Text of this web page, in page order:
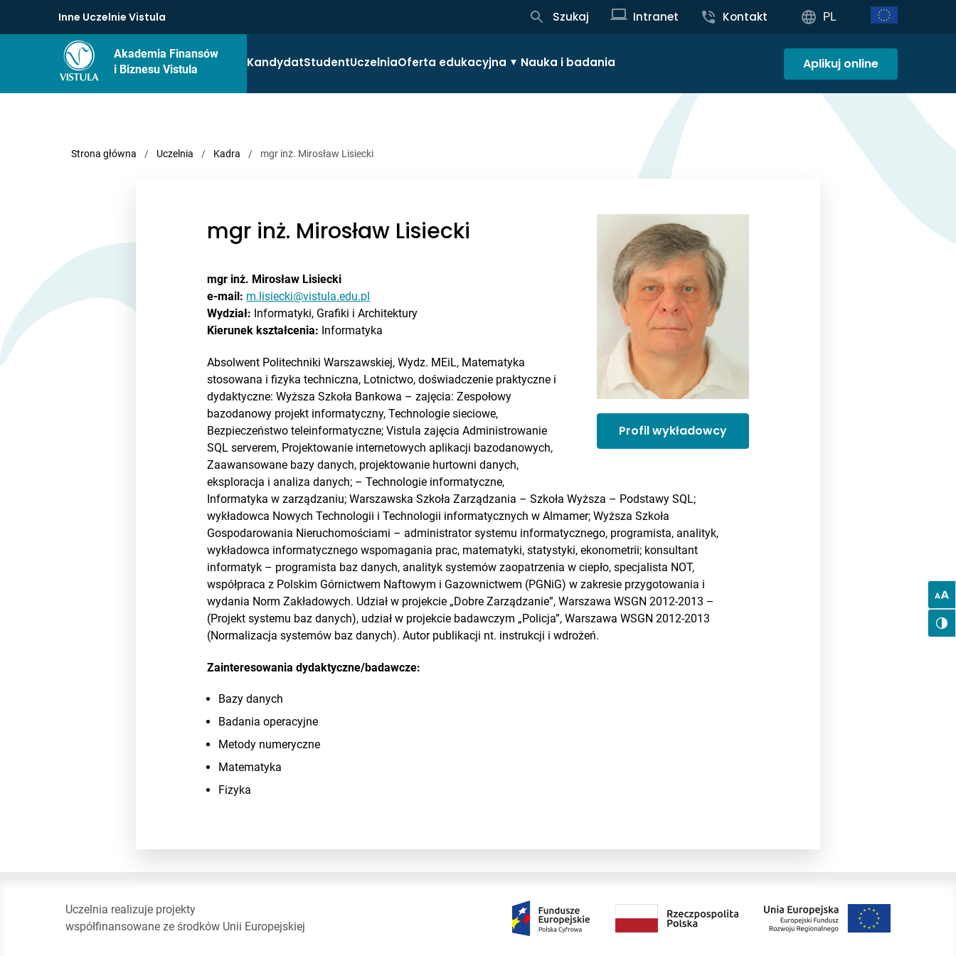
Inne Uczelnie Vistula Szukaj Intranet Kontakt PL
Akademia Finansów
i Biznesu Vistula
KandydatStudentUczelniaOferta edukacyjna Nauka i badania Aplikuj online
Strona główna / Uczelnia / Kadra / mgr inż. Mirosław Lisiecki
Profil wykładowcy
mgr inż. Mirosław Lisiecki
mgr inż. Mirosław Lisiecki
e-mail: m.lisiecki@vistula.edu.pl
Wydział: Informatyki, Grafiki i Architektury
Kierunek kształcenia: Informatyka
Absolwent Politechniki Warszawskiej, Wydz. MEiL, Matematyka
stosowana i fizyka techniczna, Lotnictwo, doświadczenie praktyczne i
dydaktyczne: Wyższa Szkoła Bankowa – zajęcia: Zespołowy
bazodanowy projekt informatyczny, Technologie sieciowe,
Bezpieczeństwo teleinformatyczne; Vistula zajęcia Administrowanie
SQL serverem, Projektowanie internetowych aplikacji bazodanowych,
Zaawansowane bazy danych, projektowanie hurtowni danych,
eksploracja i analiza danych; – Technologie informatyczne,
Informatyka w zarządzaniu; Warszawska Szkoła Zarządzania – Szkoła Wyższa – Podstawy SQL;
wykładowca Nowych Technologii i Technologii informatycznych w Almamer; Wyższa Szkoła
Gospodarowania Nieruchomościami – administrator systemu informatycznego, programista, analityk,
wykładowca informatycznego wspomagania prac, matematyki, statystyki, ekonometrii; konsultant
informatyk – programista baz danych, analityk systemów zaopatrzenia w ciepło, specjalista NOT,
współpraca z Polskim Górnictwem Naftowym i Gazownictwem (PGNiG) w zakresie przygotowania i
wydania Norm Zakładowych. Udział w projekcie „Dobre Zarządzanie”, Warszawa WSGN 2012-2013 –
(Projekt systemu baz danych), udział w projekcie badawczym „Policja”, Warszawa WSGN 2012-2013
(Normalizacja systemów baz danych). Autor publikacji nt. instrukcji i wdrożeń.
Zainteresowania dydaktyczne/badawcze:
Bazy danych
Badania operacyjne
Metody numeryczne
Matematyka
Fizyka
Uczelnia realizuje projekty
współfinansowane ze środków Unii Europejskiej